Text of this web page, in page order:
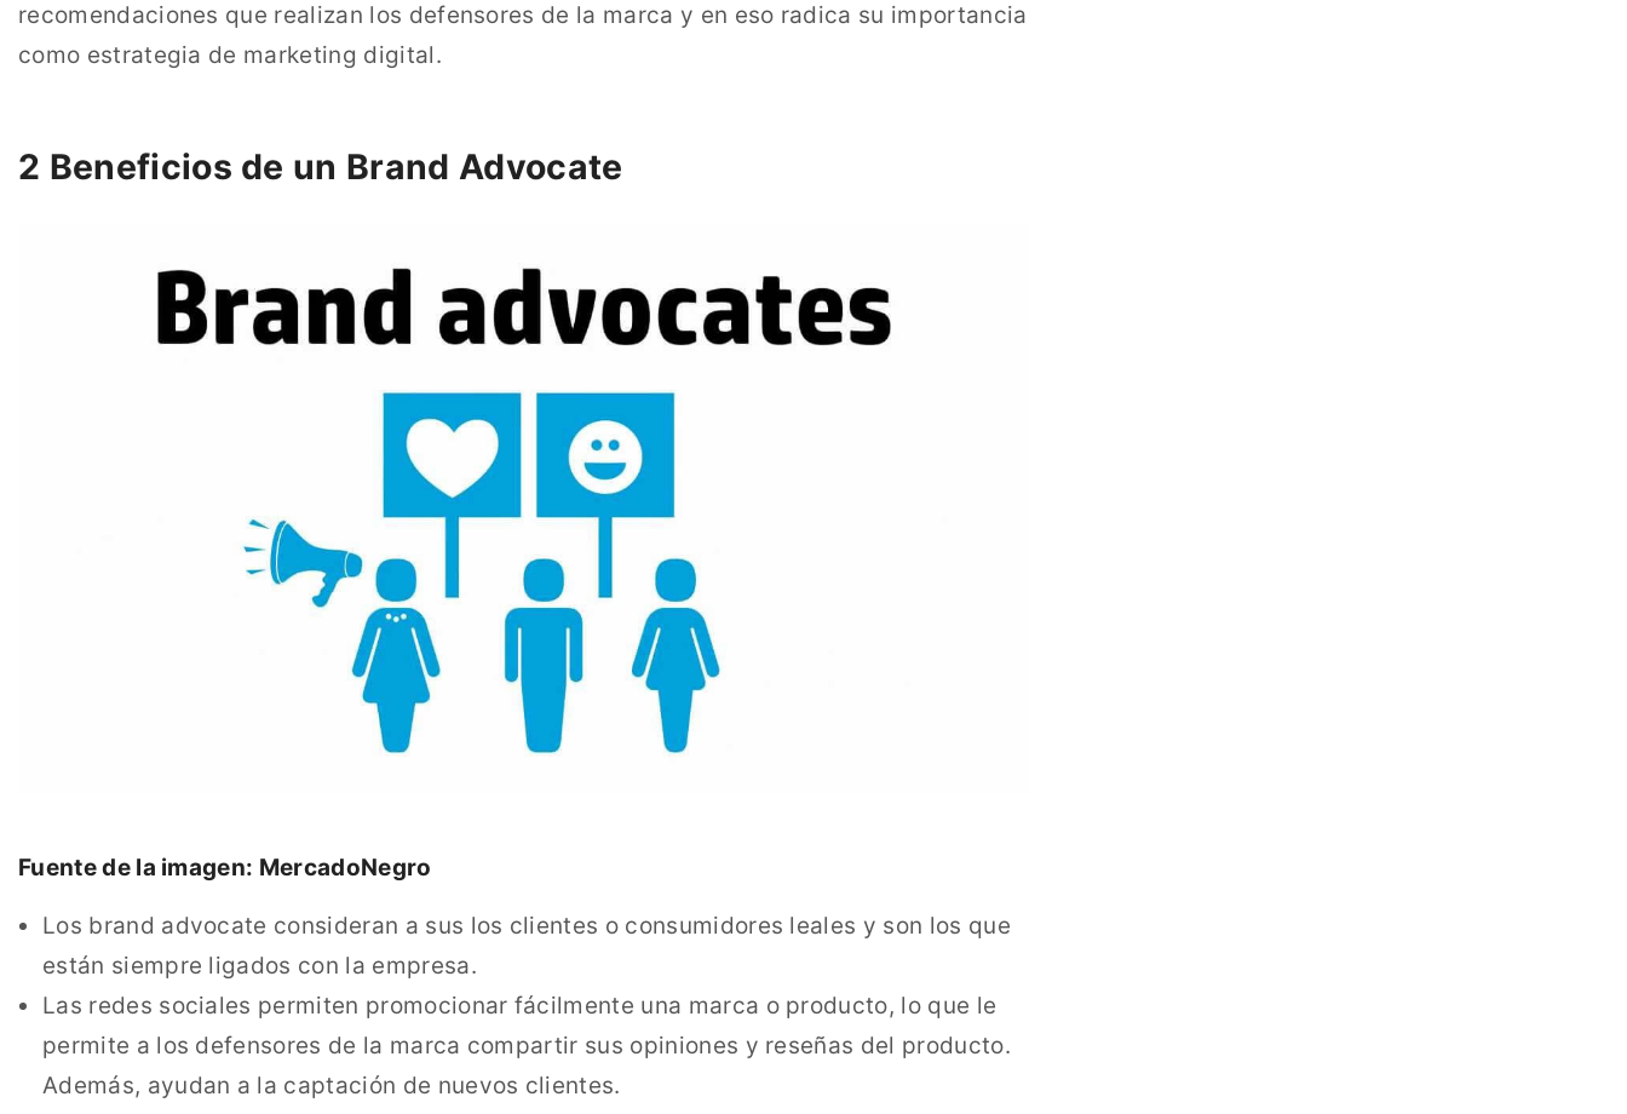
recomendaciones que realizan los defensores de la marca y en eso radica su importancia
como estrategia de marketing digital.
2 Beneficios de un Brand Advocate
Fuente de la imagen: MercadoNegro
Los brand advocate consideran a sus los clientes o consumidores leales y son los que
están siempre ligados con la empresa.
Las redes sociales permiten promocionar fácilmente una marca o producto, lo que le
permite a los defensores de la marca compartir sus opiniones y reseñas del producto.
Además, ayudan a la captación de nuevos clientes.